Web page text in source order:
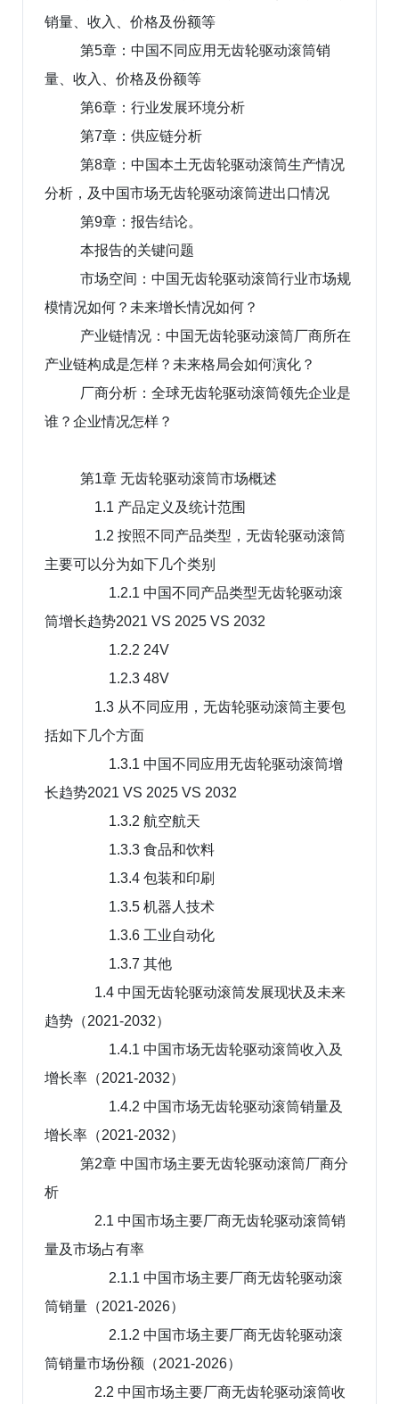
销量、收入、价格及份额等
第5章：中国不同应用无齿轮驱动滚筒销
量、收入、价格及份额等
第6章：行业发展环境分析
第7章：供应链分析
第8章：中国本土无齿轮驱动滚筒生产情况
分析，及中国市场无齿轮驱动滚筒进出口情况
第9章：报告结论。
本报告的关键问题
市场空间：中国无齿轮驱动滚筒行业市场规
模情况如何？未来增长情况如何？
产业链情况：中国无齿轮驱动滚筒厂商所在
产业链构成是怎样？未来格局会如何演化？
厂商分析：全球无齿轮驱动滚筒领先企业是
谁？企业情况怎样？
第1章 无齿轮驱动滚筒市场概述
1.1 产品定义及统计范围
1.2 按照不同产品类型，无齿轮驱动滚筒
主要可以分为如下几个类别
1.2.1 中国不同产品类型无齿轮驱动滚
筒增长趋势2021 VS 2025 VS 2032
1.2.2 24V
1.2.3 48V
1.3 从不同应用，无齿轮驱动滚筒主要包
括如下几个方面
1.3.1 中国不同应用无齿轮驱动滚筒增
长趋势2021 VS 2025 VS 2032
1.3.2 航空航天
1.3.3 食品和饮料
1.3.4 包装和印刷
1.3.5 机器人技术
1.3.6 工业自动化
1.3.7 其他
1.4 中国无齿轮驱动滚筒发展现状及未来
趋势（2021-2032）
1.4.1 中国市场无齿轮驱动滚筒收入及
增长率（2021-2032）
1.4.2 中国市场无齿轮驱动滚筒销量及
增长率（2021-2032）
第2章 中国市场主要无齿轮驱动滚筒厂商分
析
2.1 中国市场主要厂商无齿轮驱动滚筒销
量及市场占有率
2.1.1 中国市场主要厂商无齿轮驱动滚
筒销量（2021-2026）
2.1.2 中国市场主要厂商无齿轮驱动滚
筒销量市场份额（2021-2026）
2.2 中国市场主要厂商无齿轮驱动滚筒收